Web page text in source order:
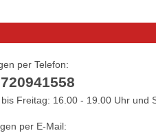
per Telefon:
Freitag: 16.00 - 19.00 Uhr und
per E-Mail: